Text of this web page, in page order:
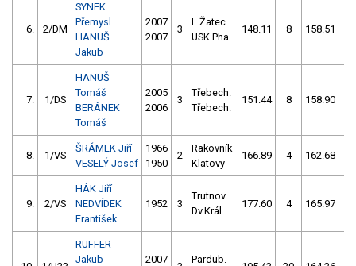
6. 2/DM
SYNEK
Přemysl
HANUŠ
Jakub
2007
2007
3
L.Žatec
USK Pha
148.11 8 158.51
7. 1/DS
HANUŠ
Tomáš
BERÁNEK
Tomáš
2005
2006
3
Třebech.
Třebech.
151.44 8 158.90
8. 1/VS
ŠRÁMEK Jiří
VESELÝ Josef
1966
1950
2
Rakovník
Klatovy
166.89 4 162.68
9. 2/VS
HÁK Jiří
NEDVÍDEK
František
1952 3
Trutnov
Dv.Král.
177.60 4 165.97
RUFFER
Jakub
2007
Pardub.